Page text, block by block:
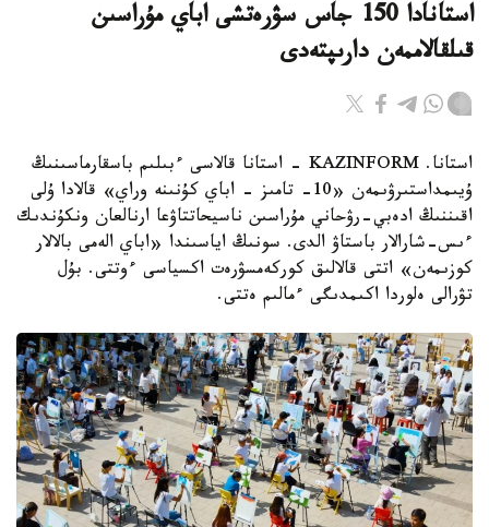
استانادا 150 جاس سۋرەتشى اباي مۇراسىن
قىلقالاممەن دارىپتەدى
استانا. KAZINFORM - استانا قالاسى ءبىلىم باسقارماسىنىڭ
ۇيىمداستىرۋىمەن «10- تامىز - اباي كۇنىنە وراي» قالادا ۇلى
اقىننىڭ ادەبي-رۋحاني مۇراسىن ناسيحاتتاۋعا ارنالعان ونكۇندىك
ءىس-شارالار باستاۋ الدى. سونىڭ اياسىندا «اباي الەمى بالالار
كوزىمەن» اتتى قالالىق كوركەمسۋرەت اكسياسى ءوتتى. بۇل
تۋرالى ەلوردا اكىمدىگى ءمالىم ەتتى.